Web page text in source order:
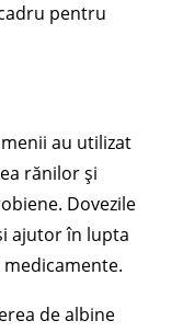
pentru
au utilizat
rănilor și
Dovezile
ajutor în lupta
de albine